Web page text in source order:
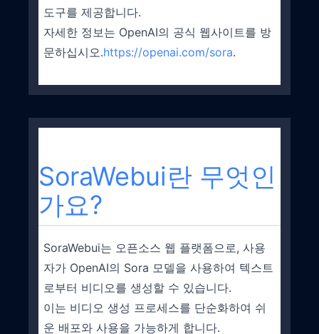
도구를 제공합니다.
자세한 정보는 OpenAI의 공식 웹사이트를 방
문하십시오.https://openai.com/sora.
SoraWebui란 무엇인
가요?
SoraWebui는 오픈소스 웹 플랫폼으로, 사용
자가 OpenAI의 Sora 모델을 사용하여 텍스트
로부터 비디오를 생성할 수 있습니다.
이는 비디오 생성 프로세스를 단순화하여 쉬
운 배포와 사용을 가능하게 합니다.